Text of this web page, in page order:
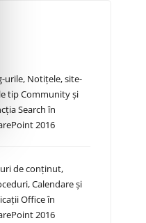
urile, Notițele, site-
tip Community și
Search în
2016
de conținut,
Calendare și
Office în
2016